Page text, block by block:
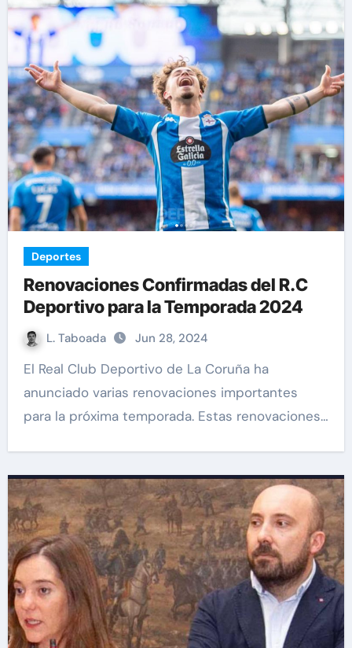
Deportes
Renovaciones Confirmadas del R.C
Deportivo para la Temporada 2024
L. Taboada Jun 28, 2024
El Real Club Deportivo de La Coruña ha
anunciado varias renovaciones importantes
para la próxima temporada. Estas renovaciones…